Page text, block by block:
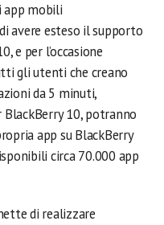
app mobili
avere esteso il supporto
e per l’occasione
gli utenti che creano
da 5 minuti,
BlackBerry 10, potranno
app su BlackBerry
circa 70.000 app
di realizzare